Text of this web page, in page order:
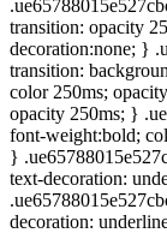
transition: opacity
decoration:none; }
transition:
color 250ms;
opacity 250ms; }
font-weight:bold;
}
text-decoration:
decoration: